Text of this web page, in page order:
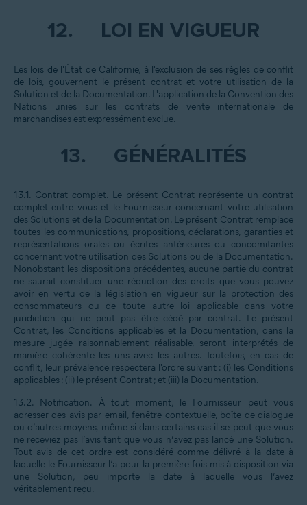
12. LOI EN VIGUEUR
Les lois de l'État de Californie, à l'exclusion de ses règles de conflit
de lois, gouvernent le présent contrat et votre utilisation de la
Solution et de la Documentation. L'application de la Convention des
Nations unies sur les contrats de vente internationale de
marchandises est expressément exclue.
13. GÉNÉRALITÉS
13.1. Contrat complet. Le présent Contrat représente un contrat
complet entre vous et le Fournisseur concernant votre utilisation
des Solutions et de la Documentation. Le présent Contrat remplace
toutes les communications, propositions, déclarations, garanties et
représentations orales ou écrites antérieures ou concomitantes
concernant votre utilisation des Solutions ou de la Documentation.
Nonobstant les dispositions précédentes, aucune partie du contrat
ne saurait constituer une réduction des droits que vous pouvez
avoir en vertu de la législation en vigueur sur la protection des
consommateurs ou de toute autre loi applicable dans votre
juridiction qui ne peut pas être cédé par contrat. Le présent
Contrat, les Conditions applicables et la Documentation, dans la
mesure jugée raisonnablement réalisable, seront interprétés de
manière cohérente les uns avec les autres. Toutefois, en cas de
conflit, leur prévalence respectera l'ordre suivant : (i) les Conditions
applicables ; (ii) le présent Contrat ; et (iii) la Documentation.
13.2. Notification. À tout moment, le Fournisseur peut vous
adresser des avis par email, fenêtre contextuelle, boîte de dialogue
ou d’autres moyens, même si dans certains cas il se peut que vous
ne receviez pas l’avis tant que vous n’avez pas lancé une Solution.
Tout avis de cet ordre est considéré comme délivré à la date à
laquelle le Fournisseur l’a pour la première fois mis à disposition via
une Solution, peu importe la date à laquelle vous l’avez
véritablement reçu.